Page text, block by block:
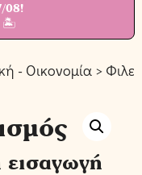
08!
🏝
- Οικονομία >